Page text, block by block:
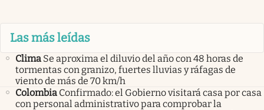
Las más leídas
Clima Se aproxima el diluvio del año con 48 horas de
tormentas con granizo, fuertes lluvias y ráfagas de
viento de más de 70 km/h
Colombia Confirmado: el Gobierno visitará casa por casa
con personal administrativo para comprobar la